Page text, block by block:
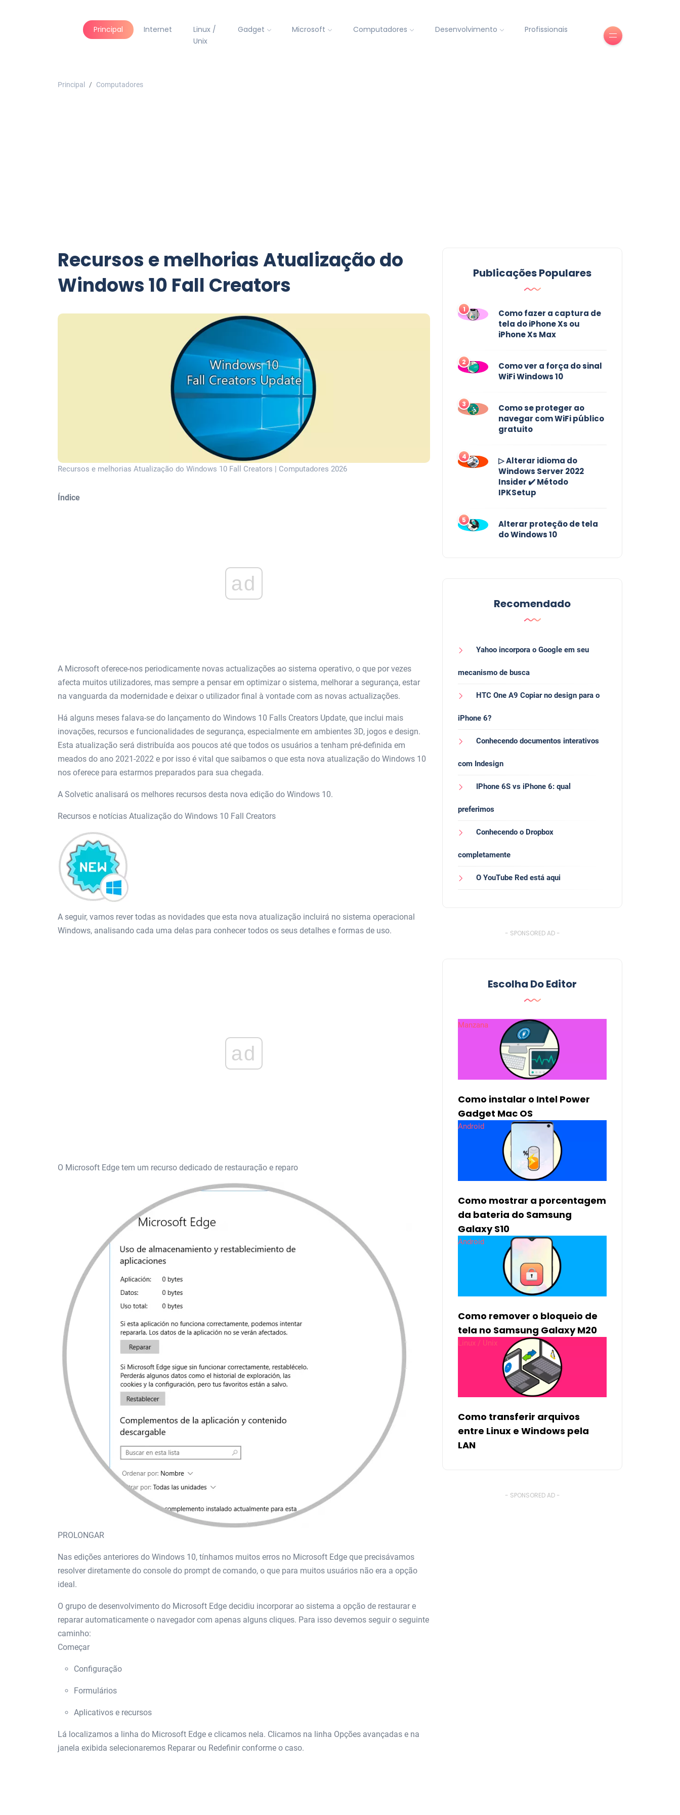
Principal Internet
Linux /
Unix
Gadget Microsoft Computadores Desenvolvimento Profissionais
Principal Computadores
Recursos e melhorias Atualização do
Windows 10 Fall Creators
Recursos e melhorias Atualização do Windows 10 Fall Creators | Computadores 2026
Índice
ad
A Microsoft oferece-nos periodicamente novas actualizações ao sistema operativo, o que por vezes
afecta muitos utilizadores, mas sempre a pensar em optimizar o sistema, melhorar a segurança, estar
na vanguarda da modernidade e deixar o utilizador final à vontade com as novas actualizações.
Há alguns meses falava-se do lançamento do Windows 10 Falls Creators Update, que inclui mais
inovações, recursos e funcionalidades de segurança, especialmente em ambientes 3D, jogos e design.
Esta atualização será distribuída aos poucos até que todos os usuários a tenham pré-definida em
meados do ano 2021-2022 e por isso é vital que saibamos o que esta nova atualização do Windows 10
nos oferece para estarmos preparados para sua chegada.
A Solvetic analisará os melhores recursos desta nova edição do Windows 10.
Recursos e notícias Atualização do Windows 10 Fall Creators
A seguir, vamos rever todas as novidades que esta nova atualização incluirá no sistema operacional
Windows, analisando cada uma delas para conhecer todos os seus detalhes e formas de uso.
ad
O Microsoft Edge tem um recurso dedicado de restauração e reparo
PROLONGAR
Nas edições anteriores do Windows 10, tínhamos muitos erros no Microsoft Edge que precisávamos
resolver diretamente do console do prompt de comando, o que para muitos usuários não era a opção
ideal.
O grupo de desenvolvimento do Microsoft Edge decidiu incorporar ao sistema a opção de restaurar e
reparar automaticamente o navegador com apenas alguns cliques. Para isso devemos seguir o seguinte
caminho:
Começar
Configuração
Formulários
Aplicativos e recursos
Lá localizamos a linha do Microsoft Edge e clicamos nela. Clicamos na linha Opções avançadas e na
janela exibida selecionaremos Reparar ou Redefinir conforme o caso.
Publicações Populares
1
Como fazer a captura de
tela do iPhone Xs ou
iPhone Xs Max
2
Como ver a força do sinal
WiFi Windows 10
3
Como se proteger ao
navegar com WiFi público
gratuito
4
▷ Alterar idioma do
Windows Server 2022
Insider ✔️ Método
IPKSetup
5
Alterar proteção de tela
do Windows 10
Recomendado
Yahoo incorpora o Google em seu
mecanismo de busca
HTC One A9 Copiar no design para o
iPhone 6?
Conhecendo documentos interativos
com Indesign
IPhone 6S vs iPhone 6: qual
preferimos
Conhecendo o Dropbox
completamente
O YouTube Red está aqui
- SPONSORED AD -
Escolha Do Editor
Manzana
Como instalar o Intel Power
Gadget Mac OS
Android
Como mostrar a porcentagem
da bateria do Samsung
Galaxy S10
Android
Como remover o bloqueio de
tela no Samsung Galaxy M20
Linux / Unix
Como transferir arquivos
entre Linux e Windows pela
LAN
- SPONSORED AD -